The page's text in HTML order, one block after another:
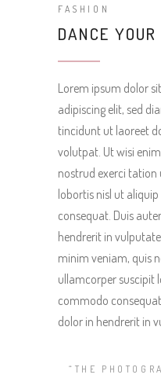
FASHION
DANCE YOUR
Lorem ipsum dolor
adipiscing elit, sed
tincidunt ut laoreet
volutpat. Ut wisi
nostrud exerci
lobortis nisl ut
consequat. Duis
hendrerit in
minim veniam, quis
ullamcorper suscipit
commodo
dolor in hendrerit in
“THE